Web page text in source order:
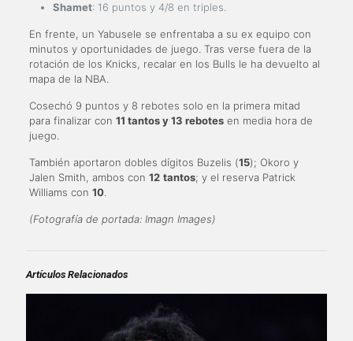
Shamet: 16 puntos y 4/8 en triples.
En frente, un Yabusele se enfrentaba a su ex equipo con
minutos y oportunidades de juego. Tras verse fuera de la
rotación de los Knicks, recalar en los Bulls le ha devuelto al
mapa de la NBA.
Cosechó 9 puntos y 8 rebotes solo en la primera mitad
para finalizar con 11 tantos y 13 rebotesen media hora de
juego.
También aportaron dobles dígitos Buzelis (15); Okoro y
Jalen Smith, ambos con 12 tantos; y el reserva Patrick
Williams con 10.
(Fotografía de portada: Imagn Images)
Artículos Relacionados